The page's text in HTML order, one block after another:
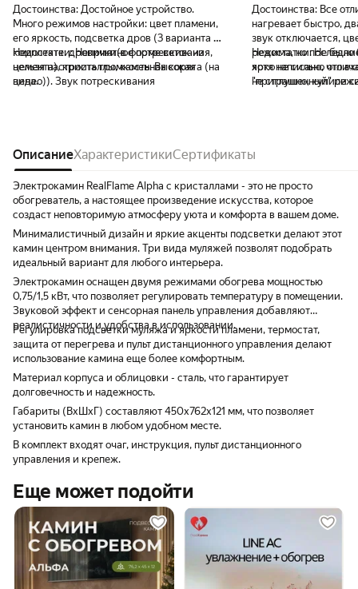
Достоинства: Достойное устройство.
Много режимов настройки: цвет пламени,
его яркость, подсветка дров (3 варианта в
комплекте: дровички(в форме веток из
цемента), кристаллы, каменная коряга (на
видео)). Звук потрескивания
(удобно если планируете уснуть и надо
подогреть помещение перед сном, или как
ночник использовать). Небольшая глубина,
можно встроить в нишу, тумбочку, либо
просто повесить на стену.
Недостатки: Неприятное потрескивания,
нельзя настроить громкость. Высокая
цена.
Достоинства: Все
нагревает быстро,
звук отключается,
режима, но
ярко не сильно
"приглушенный"
комната 20 м2
греть надо. Сейчас в
режиме радует))
- вдруг что-то
Недостатки: Не было
хотя написано, что
ОписаниеХарактеристикиСертификаты
Электрокамин RealFlame Alpha с кристаллами - это не просто
обогреватель, а настоящее произведение искусства, которое
создаст неповторимую атмосферу уюта и комфорта в вашем доме.
Минималистичный дизайн и яркие акценты подсветки делают этот
камин центром внимания. Три вида муляжей позволят подобрать
идеальный вариант для любого интерьера.
Электрокамин оснащен двумя режимами обогрева мощностью
0,75/1,5 кВт, что позволяет регулировать температуру в помещении.
Звуковой эффект и сенсорная панель управления добавляют
реалистичности и удобства в использовании.
Регулировка подсветки муляжа и яркости пламени, термостат,
защита от перегрева и пульт дистанционного управления делают
использование камина еще более комфортным.
Материал корпуса и облицовки - сталь, что гарантирует
долговечность и надежность.
Габариты (ВхШхГ) составляют 450х762х121 мм, что позволяет
установить камин в любом удобном месте.
В комплект входят очаг, инструкция, пульт дистанционного
управления и крепеж.
Еще может подойти